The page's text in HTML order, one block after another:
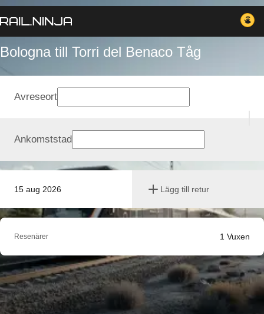
Bologna till Torri del Benaco Tåg
15 aug 2026 Lägg till retur
Avreseort
Ankomststad
Resenärer 1 Vuxen